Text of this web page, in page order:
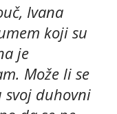
Ivana
koji su
je
Može li se
svoj duhovni